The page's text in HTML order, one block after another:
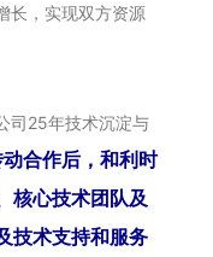
长，实现双方资源
司25年技术沉淀与
合作后，和利时
核心技术团队及
技术支持和服务